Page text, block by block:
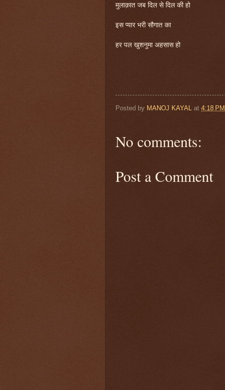
मुलाक़ात जब दिल से दिल की हो
इस प्यार भरी सौगात का
हर पल खुशनुमा अहसास हो
Posted by MANOJ KAYAL at 4:18 PM
No comments:
Post a Comment